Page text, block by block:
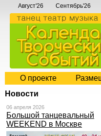
Август'26 Сентябрь'26
О проекте
Новости
06 апреля 2026
Большой танцевальный
WEEKEND в Москве